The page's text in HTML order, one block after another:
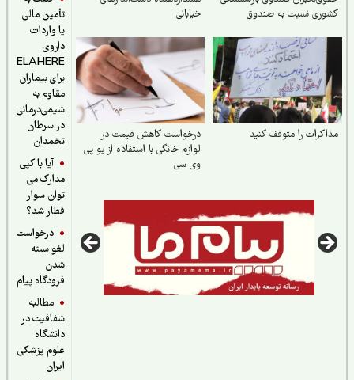
تأمین مالی
یا واردات
داروی
ELAHERE
برای بیماران
مقاوم به
شیمی‌درمانی
در سرطان
تخمدان
آیا با کپی
مدارک می
توان سوار
قطار شد؟
درخواست
لغو بسته
فرودگاه پیام
مطالبه
شفافیت در
دانشگاه
علوم پزشکی
نسبت به صندوق
را متوقف کنید
درخواست کاهش قیمت در
لوازم خانگی با استفاده از یو پی
وی سی